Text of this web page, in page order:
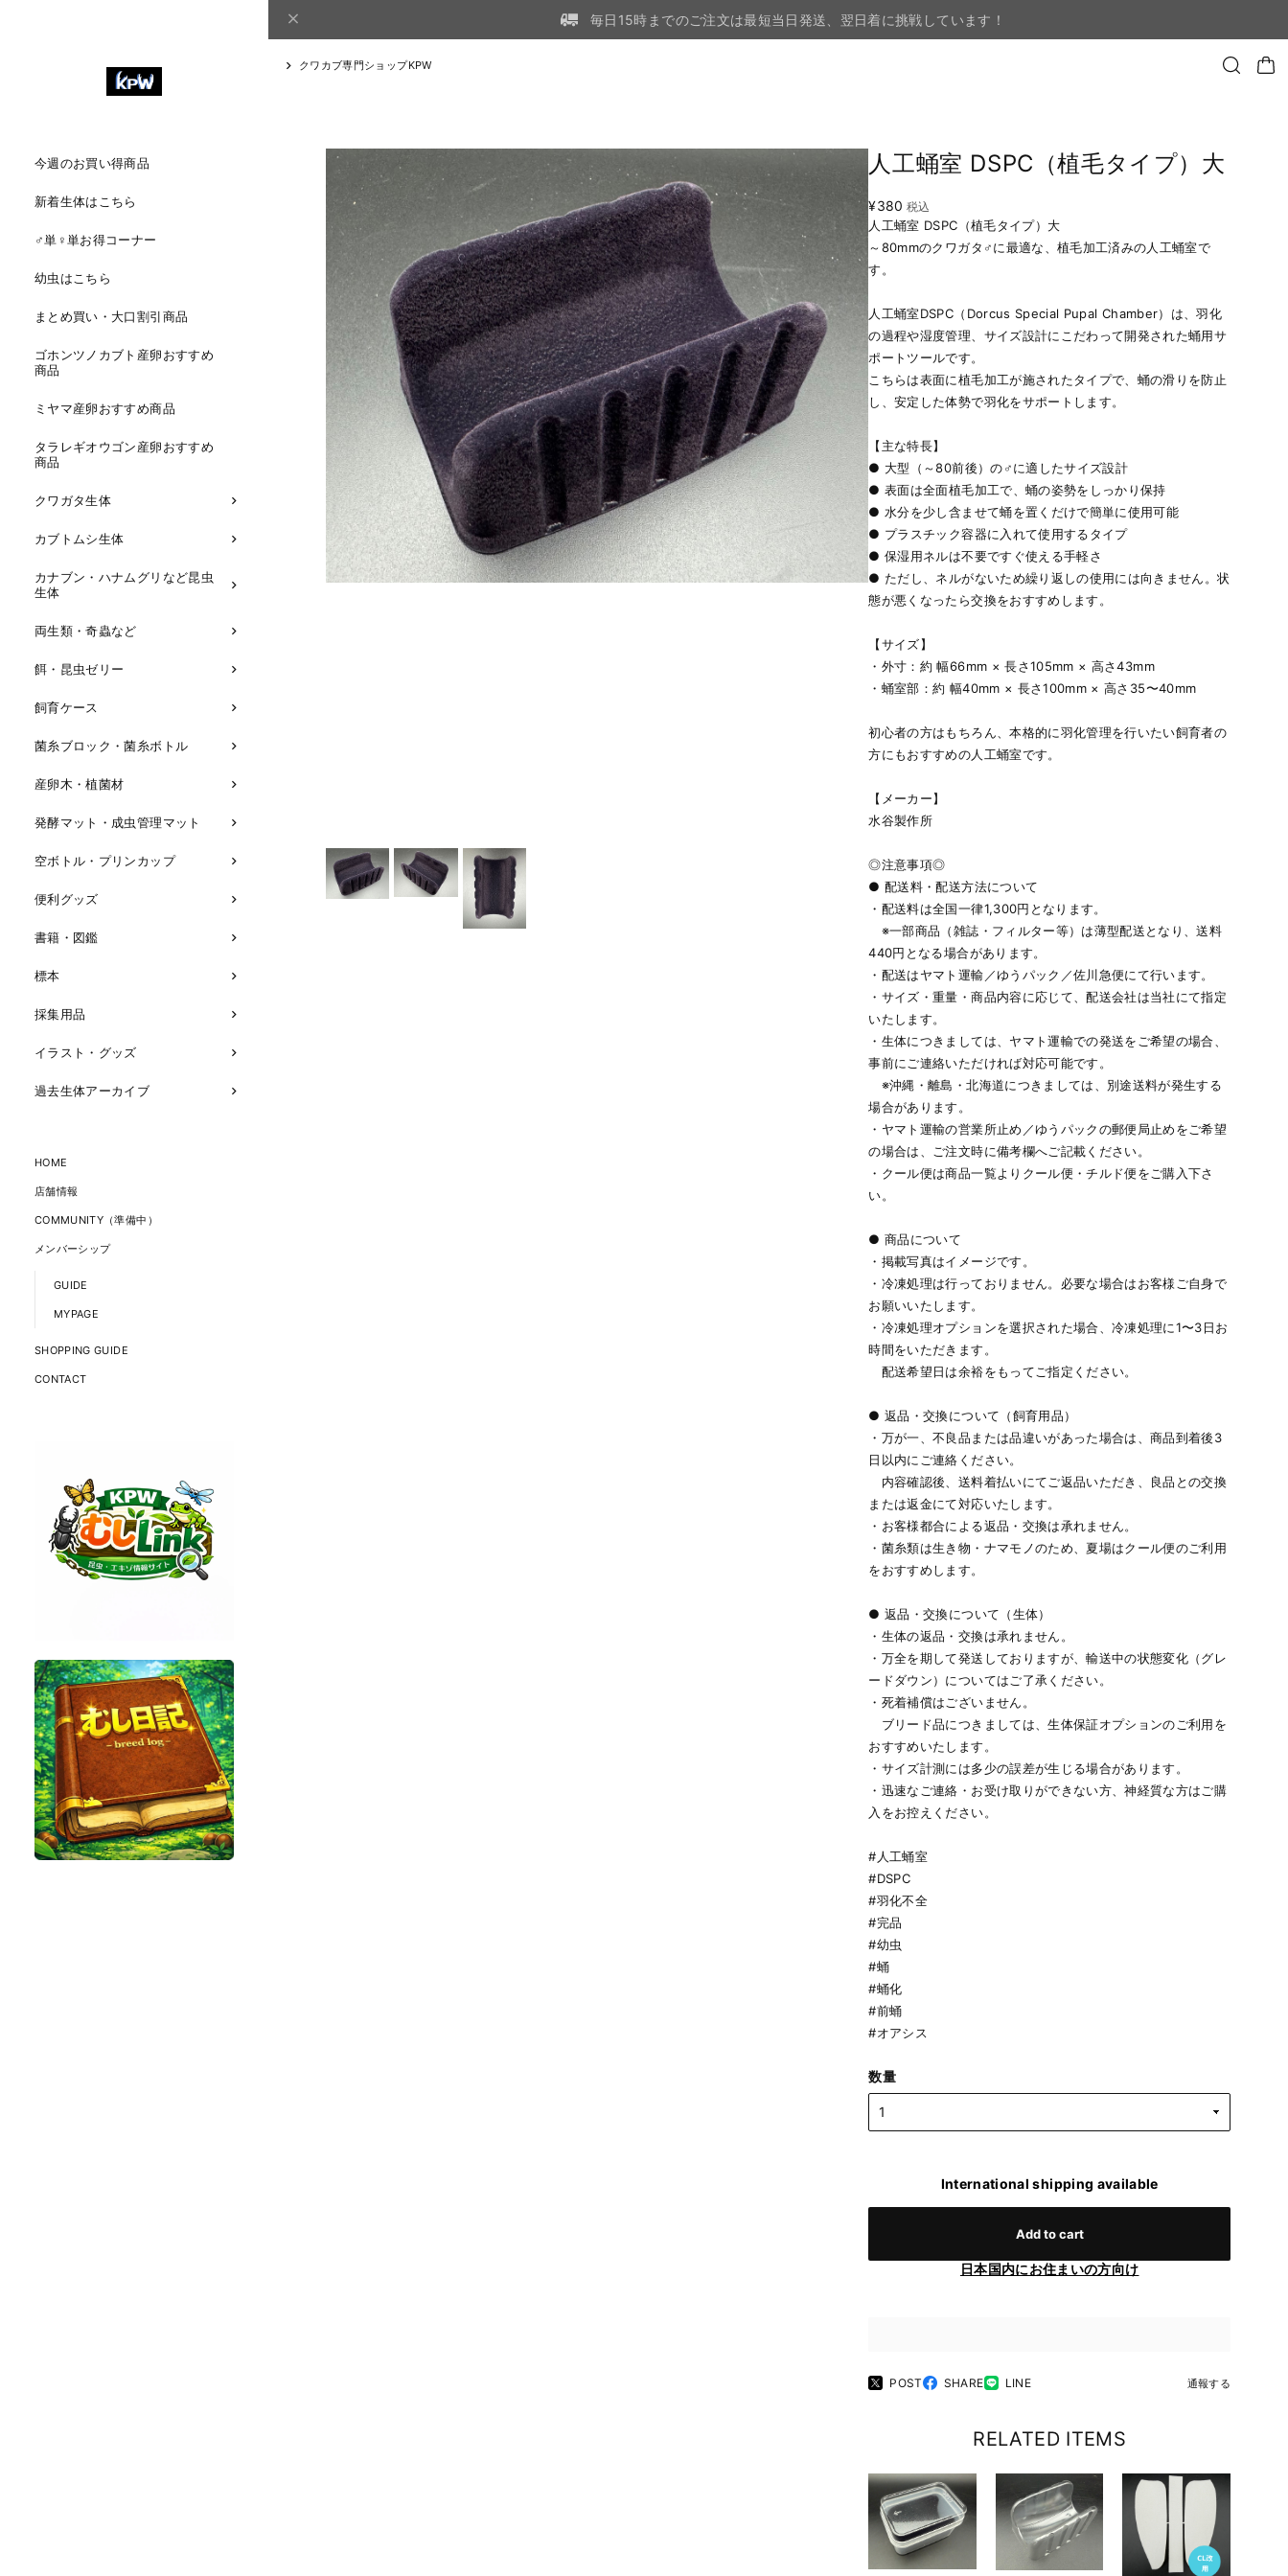
今週のお買い得商品
新着生体はこちら
♂単♀単お得コーナー
幼虫はこちら
まとめ買い・大口割引商品
ゴホンツノカブト産卵おすすめ
商品
ミヤマ産卵おすすめ商品
タラレギオウゴン産卵おすすめ
商品
クワガタ生体
カブトムシ生体
カナブン・ハナムグリなど昆虫
生体
両生類・奇蟲など
餌・昆虫ゼリー
飼育ケース
菌糸ブロック・菌糸ボトル
産卵木・植菌材
発酵マット・成虫管理マット
空ボトル・プリンカップ
便利グッズ
書籍・図鑑
標本
採集用品
イラスト・グッズ
過去生体アーカイブ
HOME
店舗情報
COMMUNITY（準備中）
メンバーシップ
GUIDE
MYPAGE
SHOPPING GUIDE
CONTACT
毎日15時までのご注文は最短当日発送、翌日着に挑戦しています！
クワカブ専門ショップKPW
人工蛹室 DSPC（植毛タイプ）大
¥380 税込
人工蛹室 DSPC（植毛タイプ）大
～80mmのクワガタ♂に最適な、植毛加工済みの人工蛹室で
す。
人工蛹室DSPC（Dorcus Special Pupal Chamber）は、羽化
の過程や湿度管理、サイズ設計にこだわって開発された蛹用サ
ポートツールです。
こちらは表面に植毛加工が施されたタイプで、蛹の滑りを防止
し、安定した体勢で羽化をサポートします。
【主な特長】
● 大型（～80前後）の♂に適したサイズ設計
● 表面は全面植毛加工で、蛹の姿勢をしっかり保持
● 水分を少し含ませて蛹を置くだけで簡単に使用可能
● プラスチック容器に入れて使用するタイプ
● 保湿用ネルは不要ですぐ使える手軽さ
● ただし、ネルがないため繰り返しの使用には向きません。状
態が悪くなったら交換をおすすめします。
【サイズ】
・外寸：約 幅66mm × 長さ105mm × 高さ43mm
・蛹室部：約 幅40mm × 長さ100mm × 高さ35〜40mm
初心者の方はもちろん、本格的に羽化管理を行いたい飼育者の
方にもおすすめの人工蛹室です。
【メーカー】
水谷製作所
◎注意事項◎
● 配送料・配送方法について
・配送料は全国一律1,300円となります。
※一部商品（雑誌・フィルター等）は薄型配送となり、送料
440円となる場合があります。
・配送はヤマト運輸／ゆうパック／佐川急便にて行います。
・サイズ・重量・商品内容に応じて、配送会社は当社にて指定
いたします。
・生体につきましては、ヤマト運輸での発送をご希望の場合、
事前にご連絡いただければ対応可能です。
※沖縄・離島・北海道につきましては、別途送料が発生する
場合があります。
・ヤマト運輸の営業所止め／ゆうパックの郵便局止めをご希望
の場合は、ご注文時に備考欄へご記載ください。
・クール便は商品一覧よりクール便・チルド便をご購入下さ
い。
● 商品について
・掲載写真はイメージです。
・冷凍処理は行っておりません。必要な場合はお客様ご自身で
お願いいたします。
・冷凍処理オプションを選択された場合、冷凍処理に1〜3日お
時間をいただきます。
配送希望日は余裕をもってご指定ください。
● 返品・交換について（飼育用品）
・万が一、不良品または品違いがあった場合は、商品到着後3
日以内にご連絡ください。
内容確認後、送料着払いにてご返品いただき、良品との交換
または返金にて対応いたします。
・お客様都合による返品・交換は承れません。
・菌糸類は生き物・ナマモノのため、夏場はクール便のご利用
をおすすめします。
● 返品・交換について（生体）
・生体の返品・交換は承れません。
・万全を期して発送しておりますが、輸送中の状態変化（グレ
ードダウン）についてはご了承ください。
・死着補償はございません。
ブリード品につきましては、生体保証オプションのご利用を
おすすめいたします。
・サイズ計測には多少の誤差が生じる場合があります。
・迅速なご連絡・お受け取りができない方、神経質な方はご購
入をお控えください。
#人工蛹室
#DSPC
#羽化不全
#完品
#幼虫
#蛹
#蛹化
#前蛹
#オアシス
数量
International shipping available
Add to cart
日本国内にお住まいの方向け
POST SHARE LINE 通報する
RELATED ITEMS